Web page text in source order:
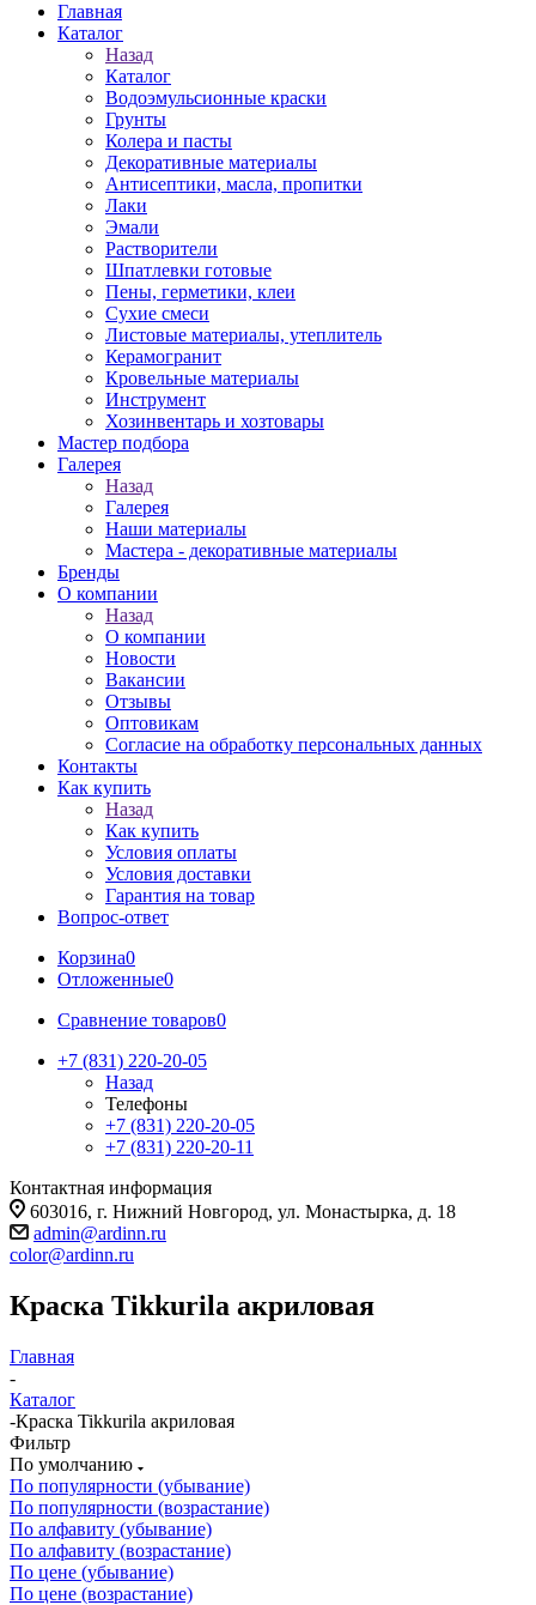
Главная
Каталог
Назад
Каталог
Водоэмульсионные краски
Грунты
Колера и пасты
Декоративные материалы
Антисептики, масла, пропитки
Лаки
Эмали
Растворители
Шпатлевки готовые
Пены, герметики, клеи
Сухие смеси
Листовые материалы, утеплитель
Керамогранит
Кровельные материалы
Инструмент
Хозинвентарь и хозтовары
Мастер подбора
Галерея
Назад
Галерея
Наши материалы
Мастера - декоративные материалы
Бренды
О компании
Назад
О компании
Новости
Вакансии
Отзывы
Оптовикам
Cогласие на обработку персональных данных
Контакты
Как купить
Назад
Как купить
Условия оплаты
Условия доставки
Гарантия на товар
Вопрос-ответ
Корзина0
Отложенные0
Сравнение товаров0
+7 (831) 220-20-05
Назад
Телефоны
+7 (831) 220-20-05
+7 (831) 220-20-11
Контактная информация
603016, г. Нижний Новгород, ул. Монастырка, д. 18
admin@ardinn.ru
color@ardinn.ru
Краска Tikkurila акриловая
Главная
-
Каталог
-Краска Tikkurila акриловая
Фильтр
По умолчанию
По популярности (убывание)
По популярности (возрастание)
По алфавиту (убывание)
По алфавиту (возрастание)
По цене (убывание)
По цене (возрастание)